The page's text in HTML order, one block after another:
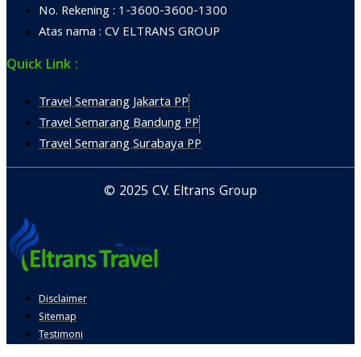
No. Rekening : 1-3600-3600-1300
Atas nama : CV ELTRANS GROUP
Quick Link :
Travel Semarang Jakarta PP
Travel Semarang Bandung PP
Travel Semarang Surabaya PP
© 2025 CV. Eltrans Group
Disclaimer
Sitemap
Testimoni